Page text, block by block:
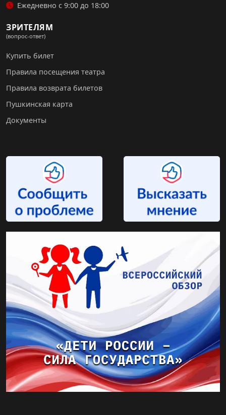
Ежедневно с 9:00 до 18:00
ЗРИТЕЛЯМ
(вопрос-ответ)
Купить билет
Правила посещения театра
Правила возврата билетов
Пушкинская карта
Документы